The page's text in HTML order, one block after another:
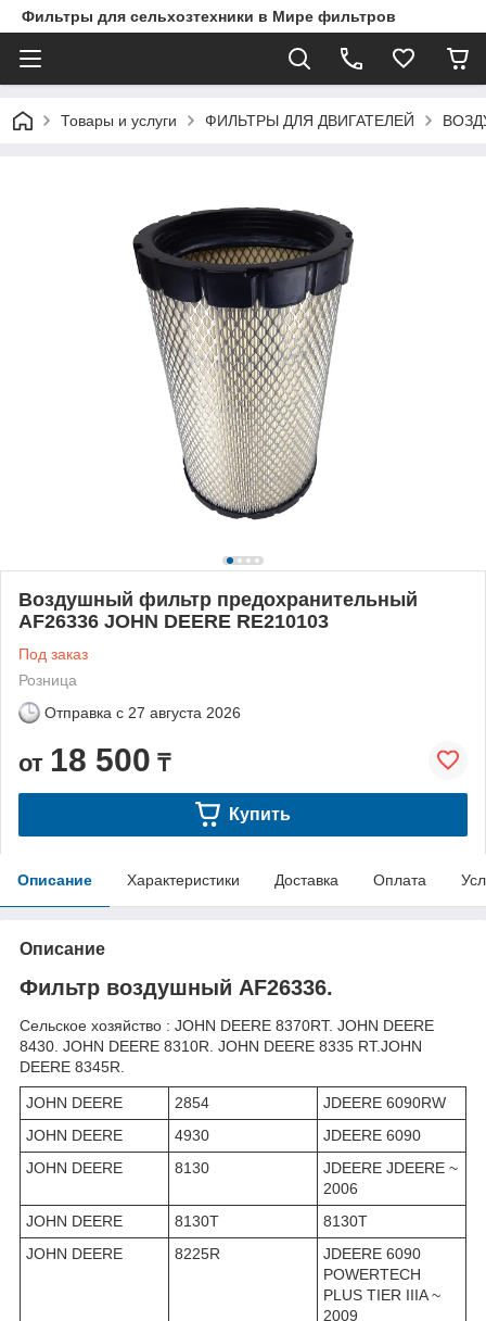
Фильтры для сельхозтехники в Мире фильтров
Товары и услуги ФИЛЬТРЫ ДЛЯ ДВИГАТЕЛЕЙ
Воздушный фильтр предохранительный
AF26336 JOHN DEERE RE210103
Под заказ
Розница
Отправка с 27 августа 2026
от 18 500 ₸
Купить
Описание Характеристики Доставка Оплата
Описание
Фильтр воздушный AF26336.
Сельское хозяйство : JOHN DEERE 8370RT. JOHN DEERE
8430. JOHN DEERE 8310R. JOHN DEERE 8335 RT.JOHN
DEERE 8345R.
JOHN DEERE 2854
JDEERE 6090RW
JOHN DEERE
4930
JDEERE 6090
JOHN DEERE
8130
JDEERE JDEERE ~
2006
JOHN DEERE
8130T
8130T
JOHN DEERE
8225R
JDEERE 6090
POWERTECH
PLUS TIER IIIA ~
2009